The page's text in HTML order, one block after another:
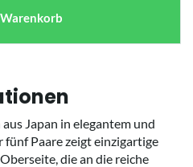
Japan in elegantem und
fünf Paare zeigt einzigartige
die an die reiche